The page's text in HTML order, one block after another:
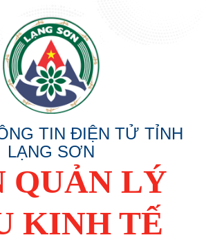
TIN ĐIỆN TỬ TỈNH
LẠNG SƠN
QUẢN LÝ
KINH TẾ